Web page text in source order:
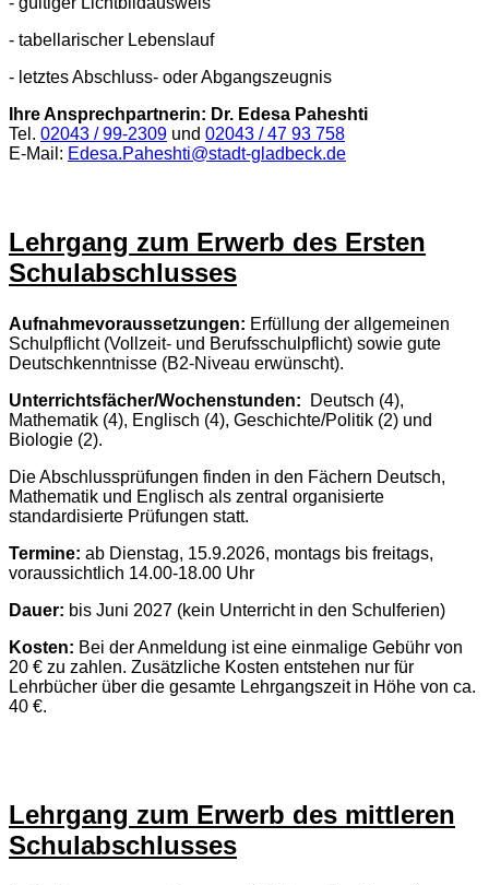
- tabellarischer Lebenslauf
- letztes Abschluss- oder Abgangszeugnis
Ihre Ansprechpartnerin: Dr. Edesa Paheshti
Tel. 02043 / 99-2309 und 02043 / 47 93 758
E-Mail: Edesa.Paheshti@stadt-gladbeck.de
Lehrgang zum Erwerb des Ersten
Schulabschlusses
Aufnahmevoraussetzungen: Erfüllung der allgemeinen
Schulpflicht (Vollzeit- und Berufsschulpflicht) sowie gute
Deutschkenntnisse (B2-Niveau erwünscht).
Unterrichtsfächer/Wochenstunden: Deutsch (4),
Mathematik (4), Englisch (4), Geschichte/Politik (2) und
Biologie (2).
Die Abschlussprüfungen finden in den Fächern Deutsch,
Mathematik und Englisch als zentral organisierte
standardisierte Prüfungen statt.
Termine: ab Dienstag, 15.9.2026, montags bis freitags,
voraussichtlich 14.00-18.00 Uhr
Dauer: bis Juni 2027 (kein Unterricht in den Schulferien)
Kosten: Bei der Anmeldung ist eine einmalige Gebühr von
20 € zu zahlen. Zusätzliche Kosten entstehen nur für
Lehrbücher über die gesamte Lehrgangszeit in Höhe von ca.
40 €.
Lehrgang zum Erwerb des mittleren
Schulabschlusses